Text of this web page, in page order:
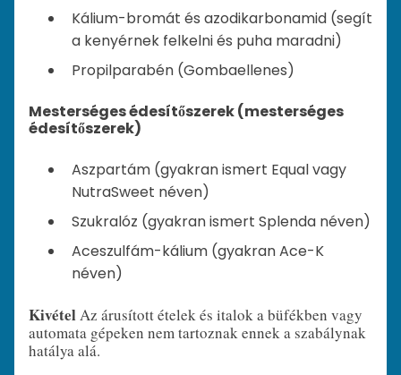
Kálium-bromát és azodikarbonamid (segít
a kenyérnek felkelni és puha maradni)
Propilparabén (Gombaellenes)
Mesterséges édesítőszerek (mesterséges
édesítőszerek)
Aszpartám (gyakran ismert Equal vagy
NutraSweet néven)
Szukralóz (gyakran ismert Splenda néven)
Aceszulfám-kálium (gyakran Ace-K
néven)
Kivétel Az árusított ételek és italok a büfékben vagy
automata gépeken nem tartoznak ennek a szabálynak
hatálya alá.